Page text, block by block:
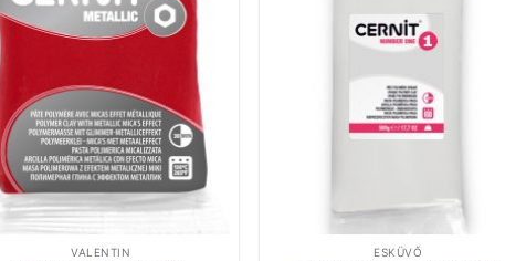
VALENTIN ESKÜVŐ